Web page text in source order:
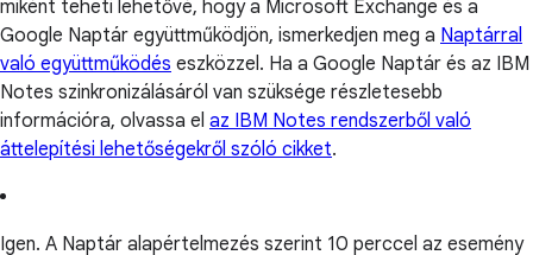
miként teheti lehetővé, hogy a Microsoft Exchange és a
Google Naptár együttműködjön, ismerkedjen meg a Naptárral
való együttműködés eszközzel. Ha a Google Naptár és az IBM
Notes szinkronizálásáról van szüksége részletesebb
információra, olvassa el az IBM Notes rendszerből való
áttelepítési lehetőségekről szóló cikket.
Igen. A Naptár alapértelmezés szerint 10 perccel az esemény